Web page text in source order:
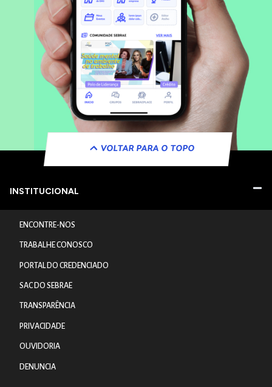
VOLTAR PARA O TOPO
INSTITUCIONAL
ENCONTRE-NOS
TRABALHE CONOSCO
PORTAL DO CREDENCIADO
SAC DO SEBRAE
TRANSPARÊNCIA
PRIVACIDADE
OUVIDORIA
DENUNCIA